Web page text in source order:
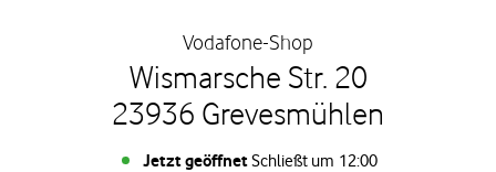
Vodafone-Shop
Wismarsche Str. 20
23936 Grevesmühlen
Jetzt geöffnetSchließt um 12:00